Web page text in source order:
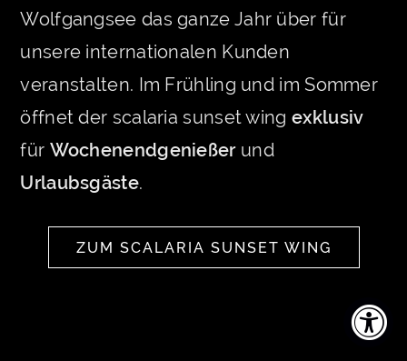
Wolfgangsee das ganze Jahr über für
unsere internationalen Kunden
veranstalten. Im Frühling und im Sommer
öffnet der scalaria sunset wing exklusiv
für Wochenendgenießerund
Urlaubsgäste.
ZUM SCALARIA SUNSET WING
SEE YOU